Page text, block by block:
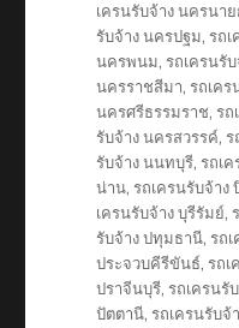
เครนรับจ้าง นครนาย
รับจ้าง นครปฐม,รถเ
นครพนม,รถเครนรับ
นครราชสีมา,รถเคร
นครศรีธรรมราช,รถ
รับจ้าง นครสวรรค์,ร
รับจ้าง นนทบุรี,รถเ
น่าน,รถเครนรับจ้าง
เครนรับจ้าง บุรีรัมย์,
รับจ้าง ปทุมธานี,รถ
ประจวบคีรีขันธ์,รถเ
ปราจีนบุรี,รถเครนรั
ปัตตานี,รถเครนรับจ้